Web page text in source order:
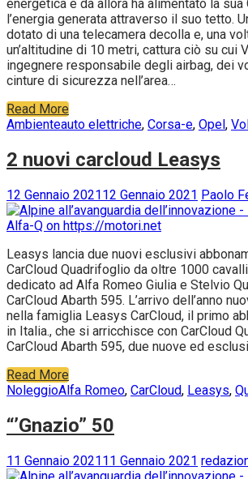
Volker Simon ha realizzato la sua
energetica e da allora ha alimentato la sua
l’energia generata attraverso il suo tetto.
dotato di una telecamera decolla e, una
un’altitudine di 10 metri, cattura ciò su cui
cinture di sicurezza nell’area…
Ambienteauto elettriche ,Corsa-e,Opel
2 nuovi carcloud Leasys
12 Gennaio 202112 Gennaio 2021 Paolo
Leasys lancia due nuovi esclusivi
CarCloud Quadrifoglio da oltre 1000
dedicato ad Alfa Romeo Giulia e Stelvio
CarCloud Abarth 595. L’arrivo dell’anno
nella famiglia Leasys CarCloud, il primo
CarCloud Abarth 595, due nuove ed
Read More
NoleggioAlfa Romeo
“’Gnazio” 50